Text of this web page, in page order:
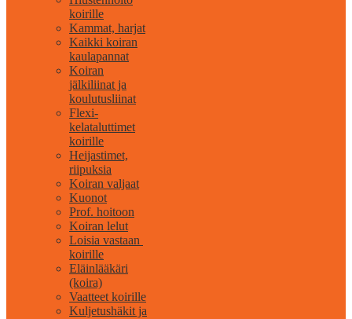
koirille
Kammat, harjat
Kaikki koiran
kaulapannat
Koiran
jälkiliinat ja
koulutusliinat
Flexi-
kelataluttimet
koirille
Heijastimet,
riipuksia
Koiran valjaat
Kuonot
Prof. hoitoon
Koiran lelut
Loisia vastaan ​​
koirille
Eläinlääkäri
(koira)
Vaatteet koirille
Kuljetushäkit ja